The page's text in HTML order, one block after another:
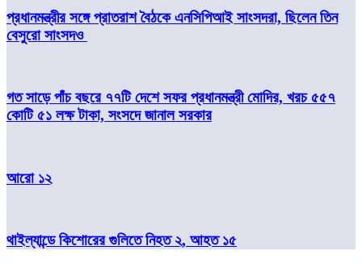
প্রধানমন্ত্রীর সঙ্গে প্রাতরাশ বৈঠকে এনসিপিআই সাংসদরা, ছিলেন তিন
বেসুরো সাংসদও
গত সাড়ে পাঁচ বছরে ৭৭টি দেশে সফর প্রধানমন্ত্রী মোদির, খরচ ৫৫৭
কোটি ৫১ লক্ষ টাকা, সংসদে জানাল সরকার
আরো ১২
থাইল্যান্ডে কিশোরের গুলিতে নিহত ২, আহত ১৫